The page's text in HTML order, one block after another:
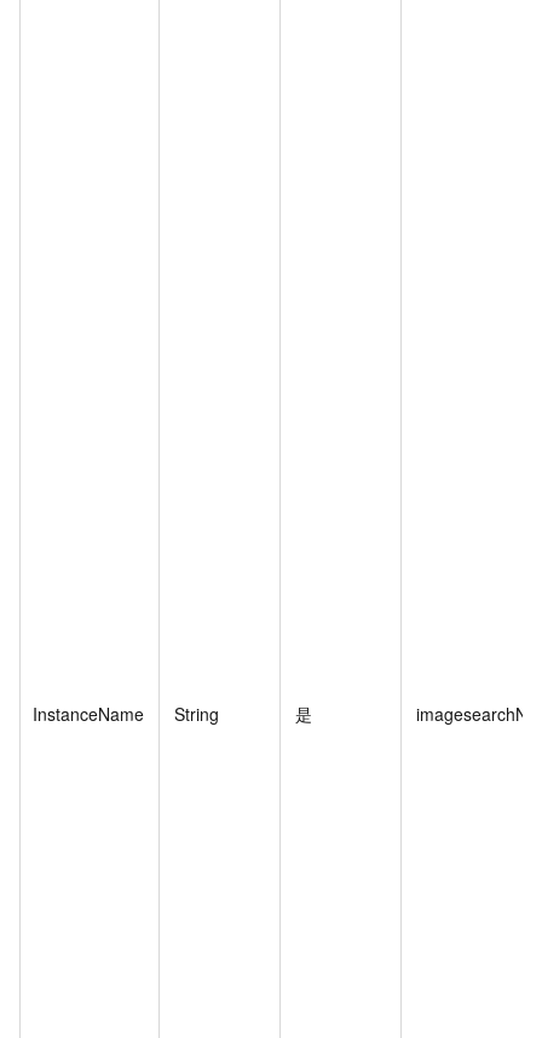
InstanceName String 是